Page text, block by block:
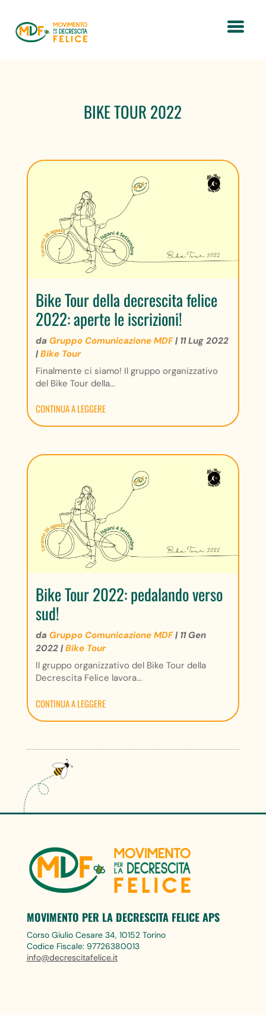
BIKE TOUR 2022
Bike Tour della decrescita felice
2022: aperte le iscrizioni!
da Gruppo Comunicazione MDF| 11 Lug 2022
|Bike Tour
Finalmente ci siamo! Il gruppo organizzativo
del Bike Tour della...
CONTINUA A LEGGERE
Bike Tour 2022: pedalando verso
sud!
da Gruppo Comunicazione MDF| 11 Gen
2022|Bike Tour
Il gruppo organizzativo del Bike Tour della
Decrescita Felice lavora...
CONTINUA A LEGGERE
MOVIMENTO PER LA DECRESCITA FELICE APS
Corso Giulio Cesare 34, 10152 Torino
Codice Fiscale: 97726380013
info@decrescitafelice.it